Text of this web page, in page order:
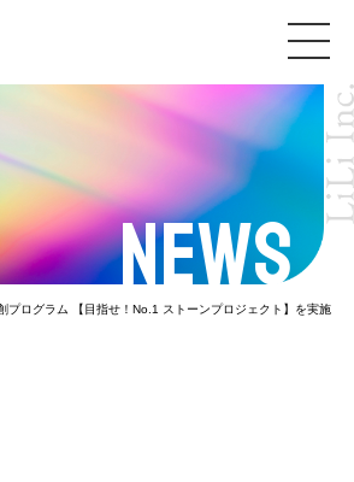
NEWS
プログラム 【目指せ！No.1 ストーンプロジェクト】を実施